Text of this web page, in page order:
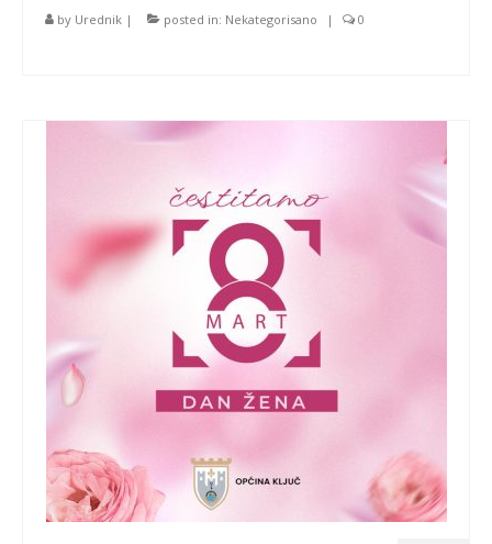
by Urednik | posted in: Nekategorisano | 0